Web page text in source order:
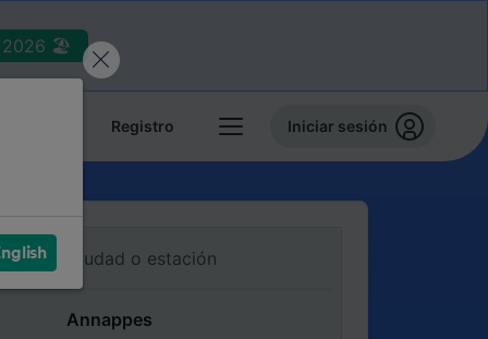
2026 🏖️
Registro Iniciar sesión